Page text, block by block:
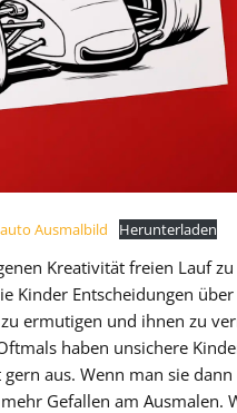
Ausmalbild Herunterladen
Kreativität freien Lauf
Kinder Entscheidungen
ermutigen und ihnen zu
haben unsichere
aus. Wenn man sie
Gefallen am Ausmalen.